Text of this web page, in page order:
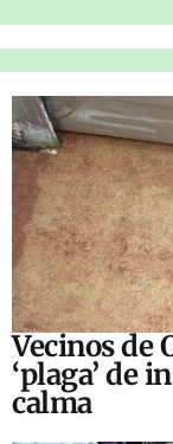
Vecinos de
‘plaga’ de
calma